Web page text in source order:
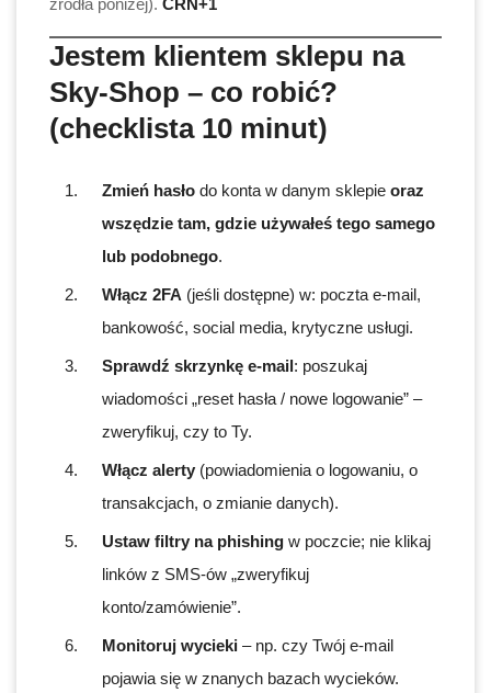
źródła poniżej). CRN+1
Jestem klientem sklepu na
Sky-Shop – co robić?
(checklista 10 minut)
Zmień hasło do konta w danym sklepie oraz
wszędzie tam, gdzie używałeś tego samego
lub podobnego.
Włącz 2FA (jeśli dostępne) w: poczta e-mail,
bankowość, social media, krytyczne usługi.
Sprawdź skrzynkę e-mail: poszukaj
wiadomości „reset hasła / nowe logowanie” –
zweryfikuj, czy to Ty.
Włącz alerty (powiadomienia o logowaniu, o
transakcjach, o zmianie danych).
Ustaw filtry na phishing w poczcie; nie klikaj
linków z SMS-ów „zweryfikuj
konto/zamówienie”.
Monitoruj wycieki – np. czy Twój e-mail
pojawia się w znanych bazach wycieków.